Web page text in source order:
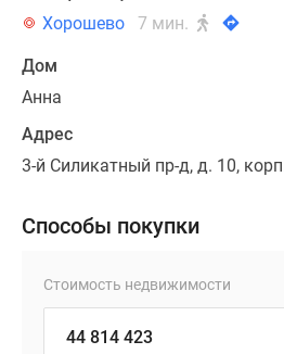
Хорошево
7 мин.
Дом
Анна
Адрес
3-й Силикатный пр-д, д. 10,
Способы покупки
Стоимость недвижимости